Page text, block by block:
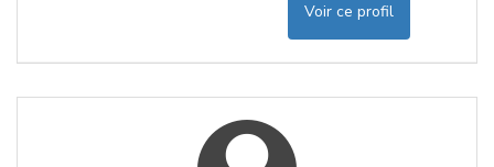
Voir ce profil